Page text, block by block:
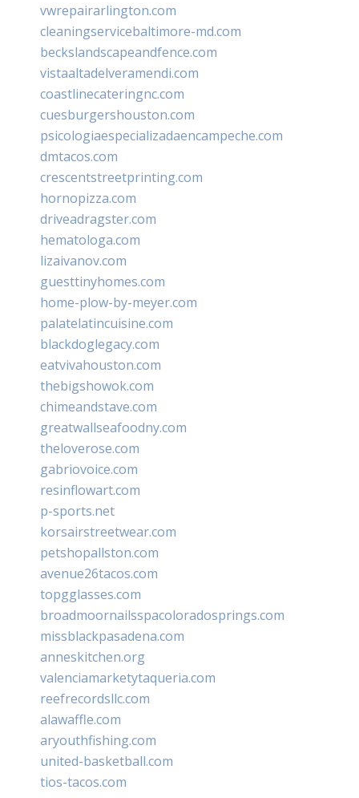
vwrepairarlington.com
cleaningservicebaltimore-md.com
beckslandscapeandfence.com
vistaaltadelveramendi.com
coastlinecateringnc.com
cuesburgershouston.com
psicologiaespecializadaencampeche.com
dmtacos.com
crescentstreetprinting.com
hornopizza.com
driveadragster.com
hematologa.com
lizaivanov.com
guesttinyhomes.com
home-plow-by-meyer.com
palatelatincuisine.com
blackdoglegacy.com
eatvivahouston.com
thebigshowok.com
chimeandstave.com
greatwallseafoodny.com
theloverose.com
gabriovoice.com
resinflowart.com
p-sports.net
korsairstreetwear.com
petshopallston.com
avenue26tacos.com
topgglasses.com
broadmoornailsspacoloradosprings.com
missblackpasadena.com
anneskitchen.org
valenciamarketytaqueria.com
reefrecordsllc.com
alawaffle.com
aryouthfishing.com
united-basketball.com
tios-tacos.com